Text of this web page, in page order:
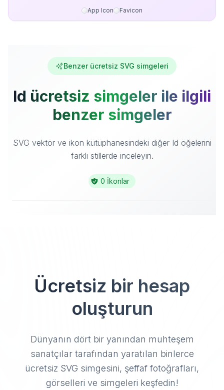
App Icon Favicon
Benzer ücretsiz SVG simgeleri
Id ücretsiz simgeler ile ilgili
benzer simgeler
SVG vektör ve ikon kütüphanesindeki diğer Id öğelerini
farklı stillerde inceleyin.
0 İkonlar
Ücretsiz bir hesap
oluşturun
Dünyanın dört bir yanından muhteşem
sanatçılar tarafından yaratılan binlerce
ücretsiz SVG simgesini, şeffaf fotoğrafları,
görselleri ve simgeleri keşfedin!